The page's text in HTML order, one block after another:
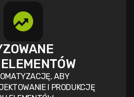
ABY
I PRODUKCJĘ